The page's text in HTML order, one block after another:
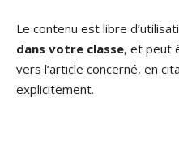
Le contenu est libre
dans votre classe, et peut
vers l’article concerné, en
explicitement.